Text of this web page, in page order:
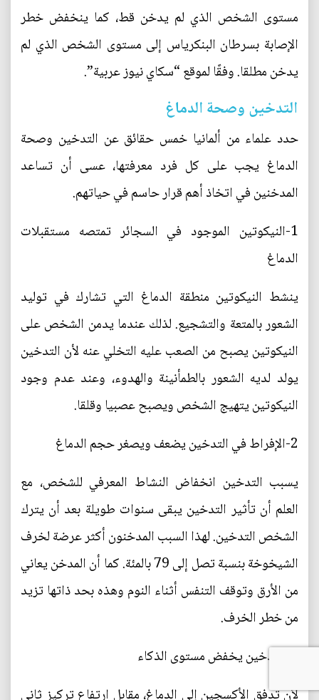
مستوى الشخص الذي لم يدخن قط، كما ينخفض خطر
الإصابة بسرطان البنكرياس إلى مستوى الشخص الذي لم
يدخن مطلقا. وفقًا لموقع “سكاي نيوز عربية”.
التدخين وصحة الدماغ
حدد علماء من ألمانيا خمس حقائق عن التدخين وصحة
الدماغ يجب على كل فرد معرفتها، عسى أن تساعد
المدخنين في اتخاذ أهم قرار حاسم في حياتهم.
1-النيكوتين الموجود في السجائر تمتصه مستقبلات
الدماغ
ينشط النيكوتين منطقة الدماغ التي تشارك في توليد
الشعور بالمتعة والتشجيع. لذلك عندما يدمن الشخص على
النيكوتين يصبح من الصعب عليه التخلي عنه لأن التدخين
يولد لديه الشعور بالطمأنينة والهدوء، وعند عدم وجود
النيكوتين يتهيج الشخص ويصبح عصبيا وقلقا.
2-الإفراط في التدخين يضعف ويصغر حجم الدماغ
يسبب التدخين انخفاض النشاط المعرفي للشخص، مع
العلم أن تأثير التدخين يبقى سنوات طويلة بعد أن يترك
الشخص التدخين. لهذا السبب المدخنون أكثر عرضة لخرف
الشيخوخة بنسبة تصل إلى 79 بالمئة. كما أن المدخن يعاني
من الأرق وتوقف التنفس أثناء النوم وهذه بحد ذاتها تزيد
من خطر الخرف.